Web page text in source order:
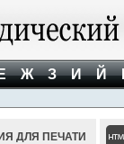
Ж З И Й
ДЛЯ ПЕЧАТИ